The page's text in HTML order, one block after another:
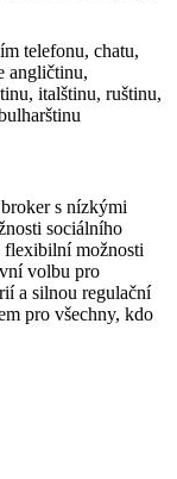
telefonu, chatu,
angličtinu,
italštinu, ruštinu,
s nízkými
sociálního
flexibilní možnosti
volbu pro
a silnou regulační
pro všechny, kdo